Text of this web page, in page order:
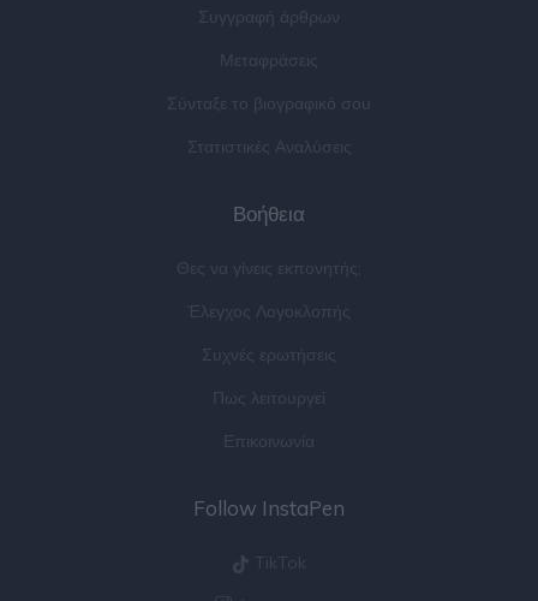
Συγγραφή άρθρων
Μεταφράσεις
Σύνταξε το βιογραφικό σου
Στατιστικές Αναλύσεις
Βοήθεια
Θες να γίνεις εκπονητής;
Έλεγχος Λογοκλοπής
Συχνές ερωτήσεις
Πως λειτουργεί
Επικοινωνία
Follow InstaPen
TikTok